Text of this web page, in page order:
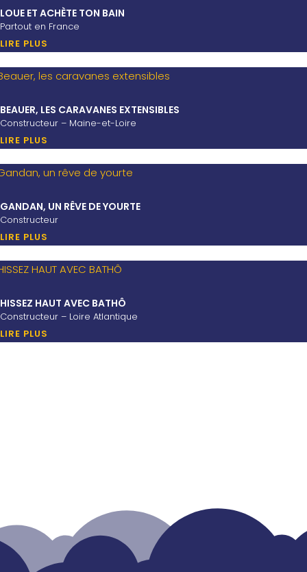
LOUE ET ACHÈTE TON BAIN
Partout en France
LIRE PLUS
BEAUER, LES CARAVANES EXTENSIBLES
Constructeur – Maine-et-Loire
LIRE PLUS
GANDAN, UN RÊVE DE YOURTE
Constructeur
LIRE PLUS
HISSEZ HAUT AVEC BATHÔ
Constructeur – Loire Atlantique
LIRE PLUS